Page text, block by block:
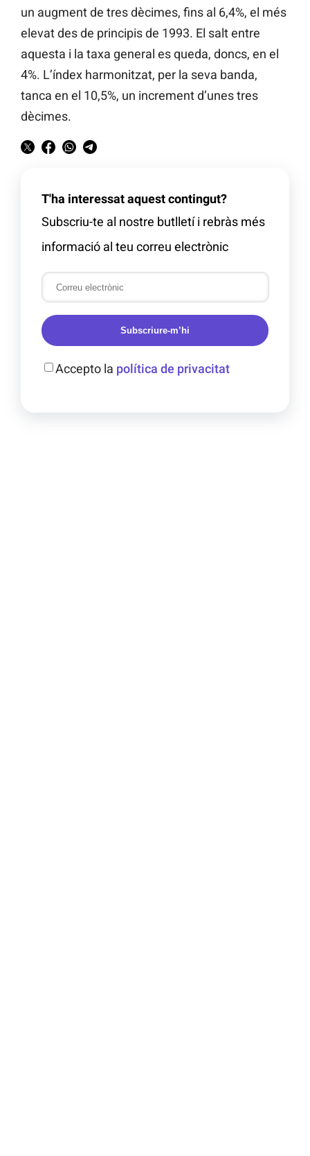
un augment de tres dècimes, fins al 6,4%, el més
elevat des de principis de 1993. El salt entre
aquesta i la taxa general es queda, doncs, en el
4%. L’índex harmonitzat, per la seva banda,
tanca en el 10,5%, un increment d’unes tres
dècimes.
T'ha interessat aquest contingut?
Subscriu-te al nostre butlletí i rebràs més
informació al teu correu electrònic
Subscriure-m’hi
Accepto la política de privacitat